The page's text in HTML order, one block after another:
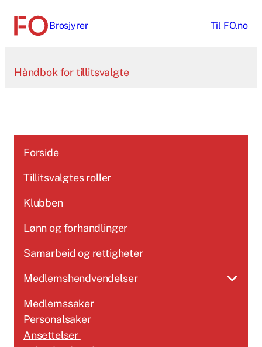
Brosjyrer Til FO.no
Håndbok for tillitsvalgte
Forside
Tillitsvalgtes roller
Klubben
Lønn og forhandlinger
Samarbeid og rettigheter
Medlemshendvendelser
Medlemssaker
Personalsaker
Ansettelser